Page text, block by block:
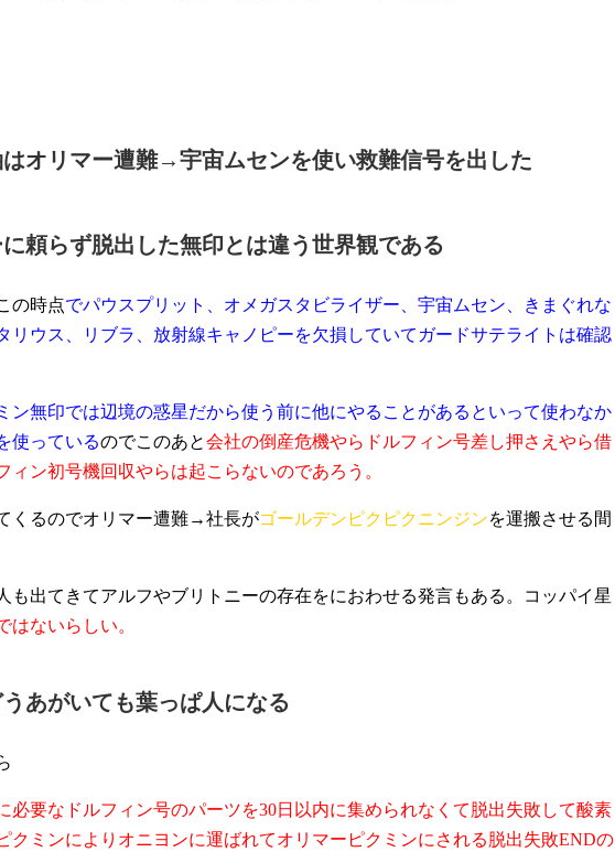
オリマー遭難→宇宙ムセンを使い救難信号を出した
頼らず脱出した無印とは違う世界観である
の時点でパウスプリット、オメガスタビライザー、宇宙ムセン、きまぐれな
リウス、リブラ、放射線キャノピーを欠損していてガードサテライトは確認
ン無印では辺境の惑星だから使う前に他にやることがあるといって使わなか
使っているのでこのあと会社の倒産危機やらドルフィン号差し押さえやら借
ィン初号機回収やらは起こらないのであろう。
くるのでオリマー遭難→社長がゴールデンピクピクニンジンを運搬させる間
も出てきてアルフやブリトニーの存在をにおわせる発言もある。コッパイ星
はないらしい。
あがいても葉っぱ人になる
必要なドルフィン号のパーツを30日以内に集められなくて脱出失敗して酸素
クミンによりオニヨンに運ばれてオリマーピクミンにされる脱出失敗ENDの